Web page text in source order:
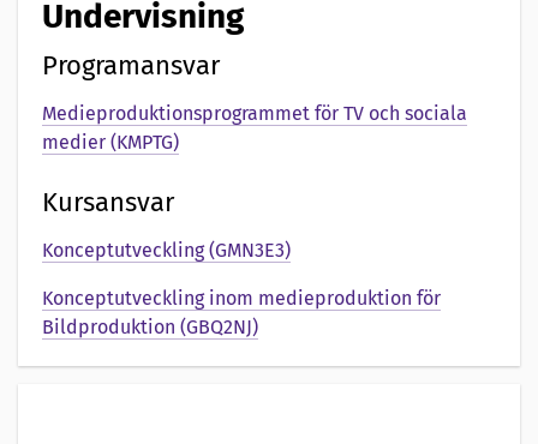
o
Undervisning
Programansvar
Medieproduktionsprogrammet för TV och sociala
medier (KMPTG)
Kursansvar
Konceptutveckling (GMN3E3)
Konceptutveckling inom medieproduktion för
Bildproduktion (GBQ2NJ)